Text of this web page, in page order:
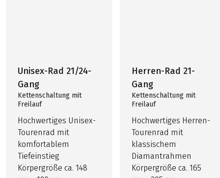
Unisex-Rad 21/24-
Gang
Kettenschaltung mit
Freilauf
Hochwertiges Unisex-
Tourenrad mit
komfortablem
Tiefeinstieg
Körpergröße ca. 148
Herren-Rad 21-
Gang
Kettenschaltung mit
Freilauf
Hochwertiges Herren-
Tourenrad mit
klassischem
Diamantrahmen
Körpergröße ca. 165